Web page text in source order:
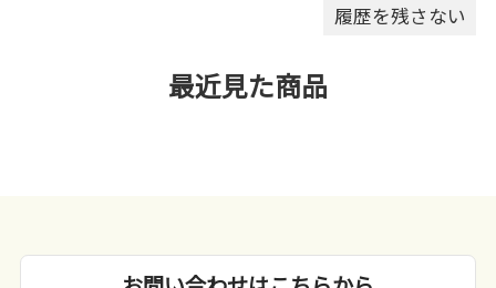
履歴を残さない
最近見た商品